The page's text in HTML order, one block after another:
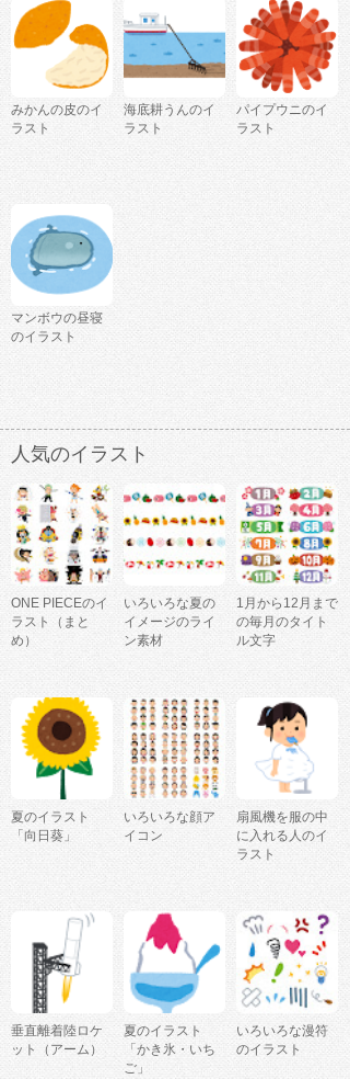
みかんの皮のイ
ラスト
海底耕うんのイ
ラスト
パイプウニのイ
ラスト
マンボウの昼寝
のイラスト
人気のイラスト
ONE PIECEのイ
ラスト（まと
め）
いろいろな夏の
イメージのライ
ン素材
1月から12月まで
の毎月のタイト
ル文字
夏のイラスト
「向日葵」
いろいろな顔ア
イコン
扇風機を服の中
に入れる人のイ
ラスト
垂直離着陸ロケ
ット（アーム）
夏のイラスト
「かき氷・いち
ご」
いろいろな漫符
のイラスト